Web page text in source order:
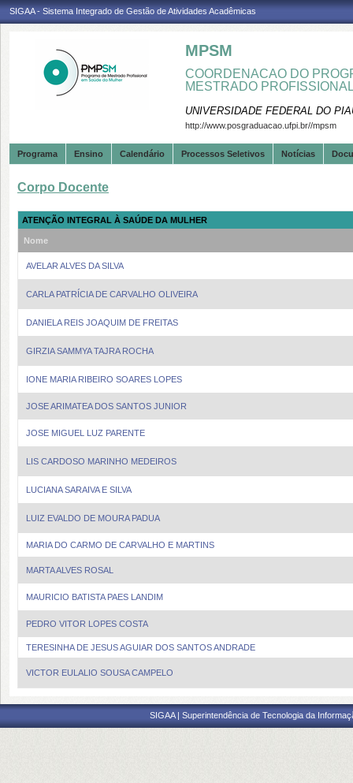
SIGAA - Sistema Integrado de Gestão de Atividades Acadêmicas
MPSM
COORDENACAO DO
MESTRADO
UNIVERSIDADE FEDERAL DO
http://www.posgraduacao.ufpi.br//mpsm
Programa Ensino Calendário Processos Seletivos Notícias
Corpo Docente
ATENÇÃO INTEGRAL À SAÚDE DA MULHER
Nome
AVELAR ALVES DA SILVA
CARLA PATRÍCIA DE CARVALHO OLIVEIRA
DANIELA REIS JOAQUIM DE FREITAS
GIRZIA SAMMYA TAJRA ROCHA
IONE MARIA RIBEIRO SOARES LOPES
JOSE ARIMATEA DOS SANTOS JUNIOR
JOSE MIGUEL LUZ PARENTE
LIS CARDOSO MARINHO MEDEIROS
LUCIANA SARAIVA E SILVA
LUIZ EVALDO DE MOURA PADUA
MARIA DO CARMO DE CARVALHO E MARTINS
MARTA ALVES ROSAL
MAURICIO BATISTA PAES LANDIM
PEDRO VITOR LOPES COSTA
TERESINHA DE JESUS AGUIAR DOS SANTOS ANDRADE
VICTOR EULALIO SOUSA CAMPELO
SIGAA | Superintendência de Tecnologia da